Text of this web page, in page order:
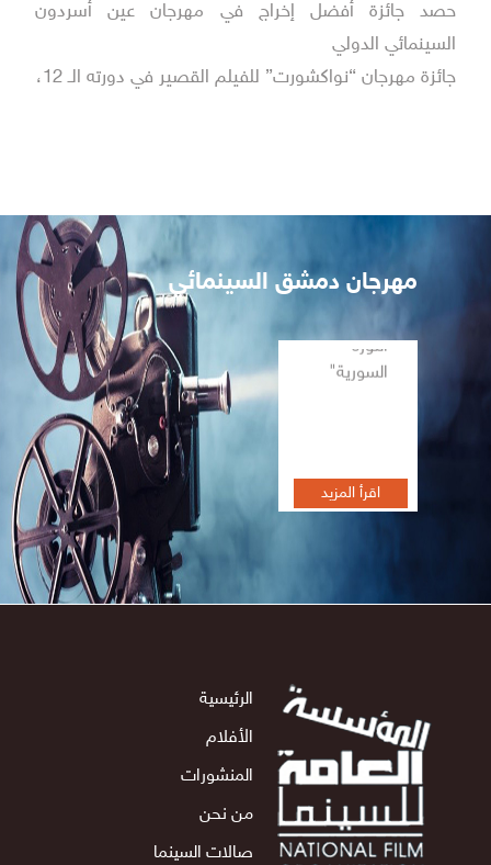
حصد جائزة أفضل إخراج في مهرجان عين أسردون
السينمائي الدولي
جائزة مهرجان “نواكشورت” للفيلم القصير في دورته الـ 12،
مهرجان دمشق السينمائي
تظاهرة أفلام
الثورة
اقرأ المزيد
الرئيسية
الأفلام
المنشورات
من نحن
صالات السينما